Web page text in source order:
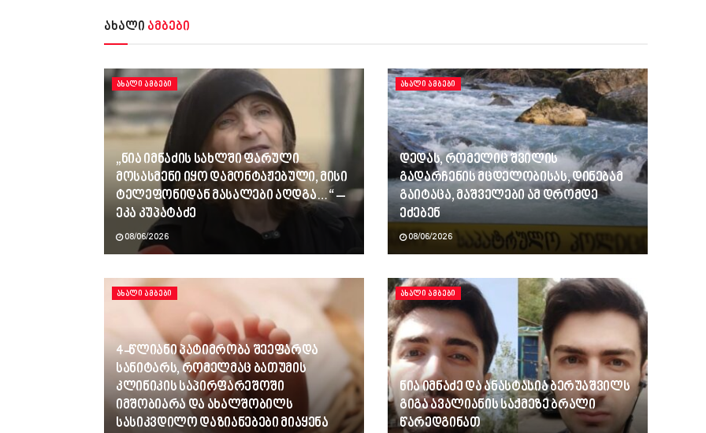
ახალი ამბები
ᲐᲮᲐᲚᲘ ᲐᲛᲑᲔᲑᲘ
„ნია იმნაძის სახლში ფარული
მოსასმენი იყო დამონტაჟებული, მისი
ტელეფონიდან მასალები აღდგა…“ –
ეკა კუპატაძე
08/06/2026
ᲐᲮᲐᲚᲘ ᲐᲛᲑᲔᲑᲘ
დედას, რომელიც შვილის
გადარჩენის მცდელობისას, დინებამ
გაიტაცა, მაშველები ამ დრომდე
ეძებენ
08/06/2026
ᲐᲮᲐᲚᲘ ᲐᲛᲑᲔᲑᲘ
4-წლიანი პატიმრობა შეეფარდა
სანიტარს, რომელმაც ბათუმის
კლინიკის საპირფარეშოში
იმშობიარა და ახალშობილს
სასიკვდილო დაზიანებები მიაყენა
ᲐᲮᲐᲚᲘ ᲐᲛᲑᲔᲑᲘ
ნია იმნაძე და ანასტასია ბერუაშვილს
გიგა ავალიანის საქმეზე ბრალი
წარედგინათ